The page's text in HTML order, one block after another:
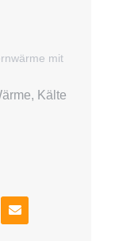
mit
Kälte